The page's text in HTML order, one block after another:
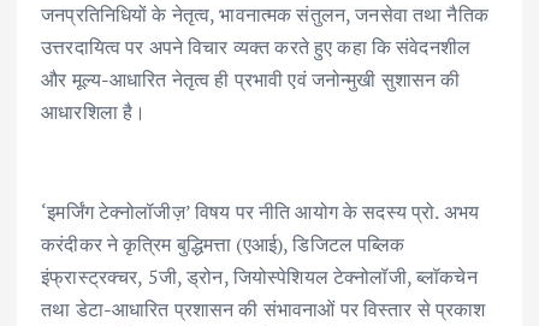
जनप्रतिनिधियों के नेतृत्व, भावनात्मक संतुलन, जनसेवा तथा नैतिक
उत्तरदायित्व पर अपने विचार व्यक्त करते हुए कहा कि संवेदनशील
और मूल्य-आधारित नेतृत्व ही प्रभावी एवं जनोन्मुखी सुशासन की
आधारशिला है।
‘इमर्जिंग टेक्नोलॉजीज़’ विषय पर नीति आयोग के सदस्य प्रो. अभय
करंदीकर ने कृत्रिम बुद्धिमत्ता (एआई), डिजिटल पब्लिक
इंफ्रास्ट्रक्चर, 5जी, ड्रोन, जियोस्पेशियल टेक्नोलॉजी, ब्लॉकचेन
तथा डेटा-आधारित प्रशासन की संभावनाओं पर विस्तार से प्रकाश